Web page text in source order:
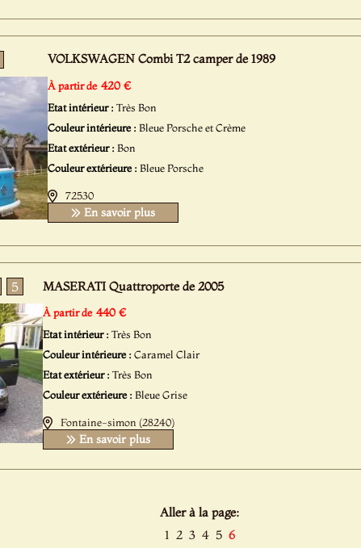
VOLKSWAGEN Combi T2 camper de 1989
À partir de 420 €
Etat intérieur :Très Bon
Couleur intérieure :Bleue Porsche et Crème
Etat extérieur :Bon
Couleur extérieure :Bleue Porsche
72530
En savoir plus
5 MASERATI Quattroporte de 2005
À partir de 440 €
Etat intérieur : Très Bon
Couleur intérieure : Caramel Clair
Etat extérieur : Très Bon
Couleur extérieure : Bleue Grise
Fontaine-simon (28240)
En savoir plus
Aller à la page:
1 2 3 4 5 6